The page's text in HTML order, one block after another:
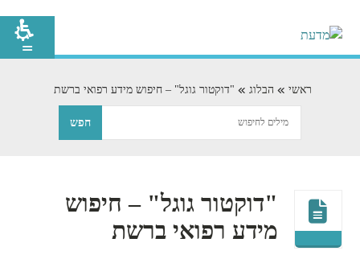
ראשי הבלוג "דוקטור גוגל" – חיפוש מידע רפואי ברשת
"דוקטור גוגל" – חיפוש
מידע רפואי ברשת